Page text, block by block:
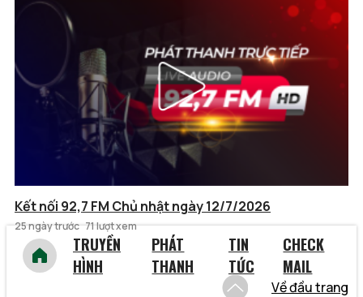
Kết nối 92,7 FM Chủ nhật ngày 12/7/2026
25 ngày trước 71 lượt xem
TRUYỀN
HÌNH
PHÁT
THANH
TIN
TỨC
CHECK
MAIL
Về đầu trang